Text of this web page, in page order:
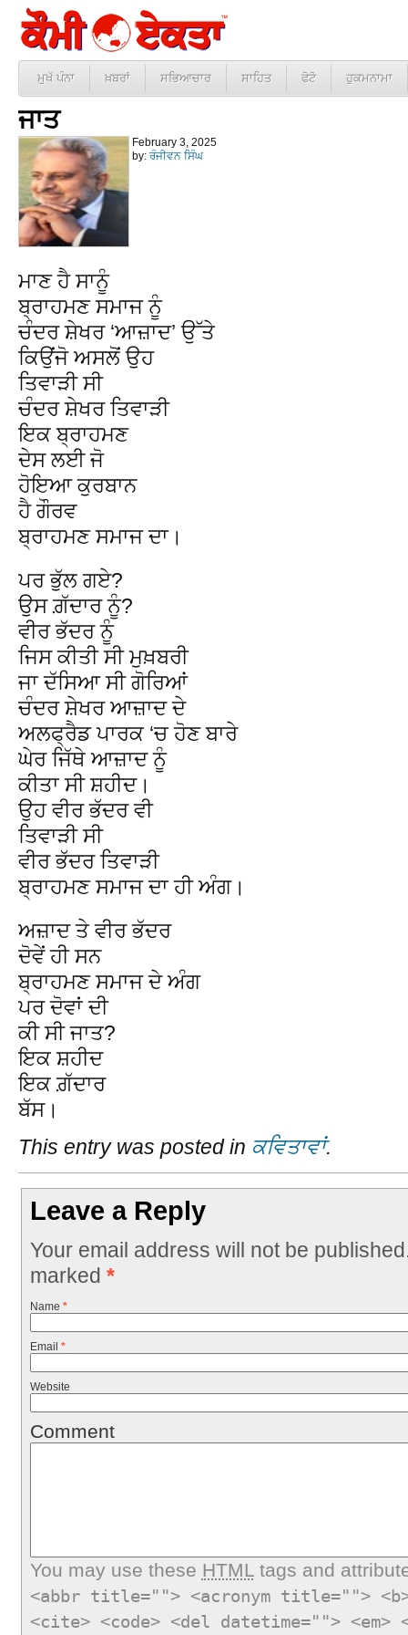
ਮੁਖੱ ਪੰਨਾ ਖ਼ਬਰਾਂ ਸਭਿਆਚਾਰ ਸਾਹਿਤ ਫੋਟੋ ਹੁਕਮਨਾਮਾ
ਜਾਤ
February 3, 2025
by: ਰੰਜੀਵਨ ਸਿੰਘ
ਮਾਣ ਹੈ ਸਾਨੂੰ
ਬ੍ਰਾਹਮਣ ਸਮਾਜ ਨੂੰ
ਚੰਦਰ ਸ਼ੇਖਰ ‘ਆਜ਼ਾਦ’ ਉੱਤੇ
ਕਿਉਂਜੋ ਅਸਲੋਂ ਉਹ
ਤਿਵਾੜੀ ਸੀ
ਚੰਦਰ ਸ਼ੇਖਰ ਤਿਵਾੜੀ
ਇਕ ਬ੍ਰਾਹਮਣ
ਦੇਸ ਲਈ ਜੋ
ਹੋਇਆ ਕੁਰਬਾਨ
ਹੈ ਗੌਰਵ
ਬ੍ਰਾਹਮਣ ਸਮਾਜ ਦਾ।
ਪਰ ਭੁੱਲ ਗਏ?
ਉਸ ਗ਼ੱਦਾਰ ਨੂੰ?
ਵੀਰ ਭੱਦਰ ਨੂੰ
ਜਿਸ ਕੀਤੀ ਸੀ ਮੁਖ਼ਬਰੀ
ਜਾ ਦੱਸਿਆ ਸੀ ਗੋਰਿਆਂ
ਚੰਦਰ ਸ਼ੇਖਰ ਆਜ਼ਾਦ ਦੇ
ਅਲਫ੍ਰੈਡ ਪਾਰਕ ‘ਚ ਹੋਣ ਬਾਰੇ
ਘੇਰ ਜਿੱਥੇ ਆਜ਼ਾਦ ਨੂੰ
ਕੀਤਾ ਸੀ ਸ਼ਹੀਦ।
ਉਹ ਵੀਰ ਭੱਦਰ ਵੀ
ਤਿਵਾੜੀ ਸੀ
ਵੀਰ ਭੱਦਰ ਤਿਵਾੜੀ
ਬ੍ਰਾਹਮਣ ਸਮਾਜ ਦਾ ਹੀ ਅੰਗ।
ਅਜ਼ਾਦ ਤੇ ਵੀਰ ਭੱਦਰ
ਦੋਵੇਂ ਹੀ ਸਨ
ਬ੍ਰਾਹਮਣ ਸਮਾਜ ਦੇ ਅੰਗ
ਪਰ ਦੋਵਾਂ ਦੀ
ਕੀ ਸੀ ਜਾਤ?
ਇਕ ਸ਼ਹੀਦ
ਇਕ ਗ਼ੱਦਾਰ
ਬੱਸ।
This entry was posted in ਕਵਿਤਾਵਾਂ.
Leave a Reply
Your email address will not be
marked *
Name *
Email *
Website
Comment
You may use these HTMLtags and
<abbr title=""> <acronym title="">
<cite> <code> <del datetime="">